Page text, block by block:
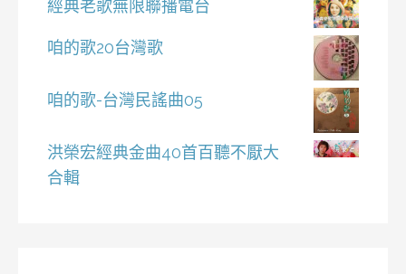
經典老歌無限聯播電台
咱的歌20台灣歌
咱的歌-台灣民謠曲05
洪榮宏經典金曲40首百聽不厭大
合輯